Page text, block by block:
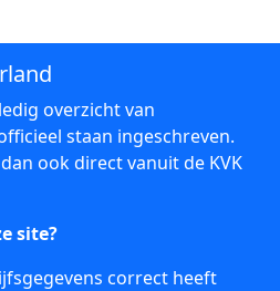
overzicht van
staan ingeschreven.
ook direct vanuit de KVK
site?
correct heeft